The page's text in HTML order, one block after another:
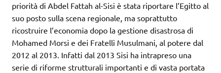
priorità di Abdel Fattah al-Sisi è stata riportare l’Egitto al
suo posto sulla scena regionale, ma soprattutto
ricostruire l’economia dopo la gestione disastrosa di
Mohamed Morsi e dei Fratelli Musulmani, al potere dal
2012 al 2013. Infatti dal 2013 Sisi ha intrapreso una
serie di riforme strutturali importanti e di vasta portata